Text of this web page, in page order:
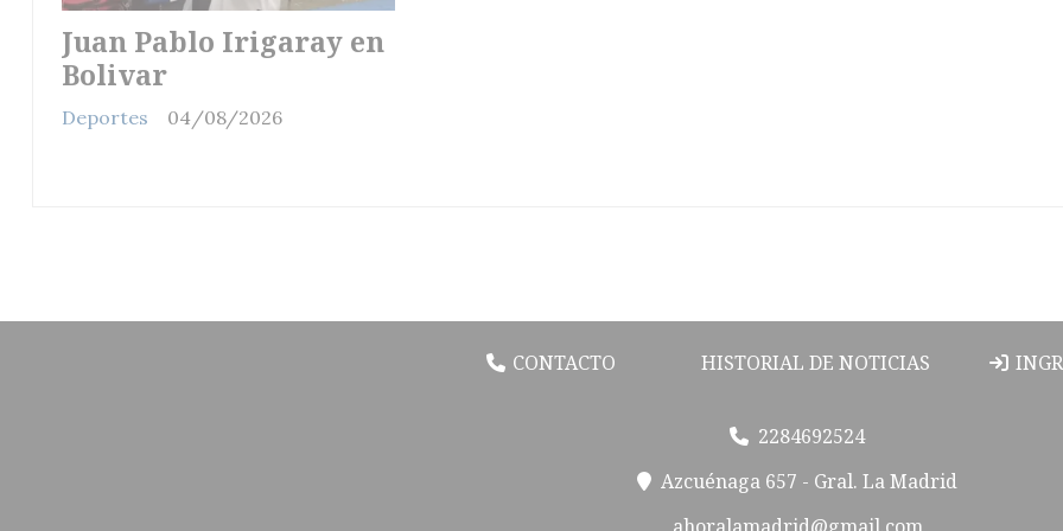
Juan Pablo Irigaray en
Bolivar
Deportes 04/08/2026
CONTACTO HISTORIAL DE NOTICIAS
2284692524
Azcuénaga 657 - Gral. La Madrid